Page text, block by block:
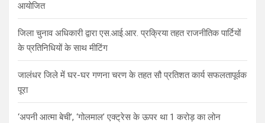
आयोजित
जिला चुनाव अधिकारी द्वारा एस.आई.आर. प्रक्रिया तहत राजनीतिक पार्टियों
के प्रतिनिधियों के साथ मीटिंग
जालंधर जिले में घर-घर गणना चरण के तहत सौ प्रतिशत कार्य सफलतापूर्वक
पूरा
‘अपनी आत्मा बेची’, ‘गोलमाल’ एक्ट्रेस के ऊपर था 1 करोड़ का लोन